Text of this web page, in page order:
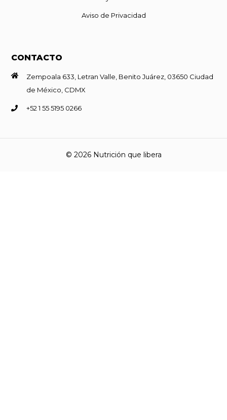
Aviso de Privacidad
CONTACTO
Zempoala 633, Letran Valle, Benito Juárez, 03650 Ciudad
de México, CDMX
+52 1 55 5195 0266
© 2026 Nutrición que libera